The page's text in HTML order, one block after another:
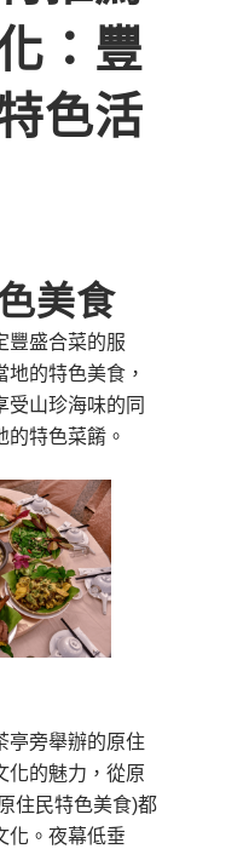
：豐
色活
美食
豐盛合菜的服
的特色美食，
受山珍海味的同
的特色菜餚。
亭旁舉辦的原住
化的魅力，從原
住民特色美食)都
化。夜幕低垂